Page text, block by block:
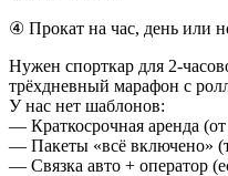
④ Прокат на час, день или
Нужен спорткар для 2-
трёхдневный марафон с
У нас нет шаблонов:
— Краткосрочная аренда
— Пакеты «всё включено»
— Связка авто + оператор